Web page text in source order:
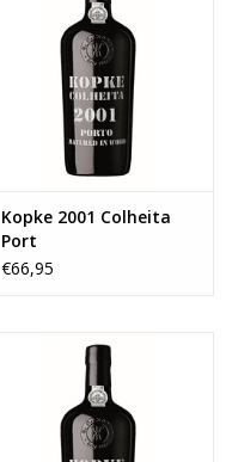
Kopke 2001 Colheita
Port
€66,95